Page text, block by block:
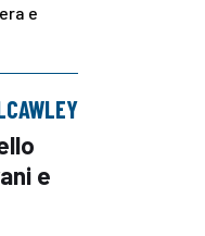
e
e